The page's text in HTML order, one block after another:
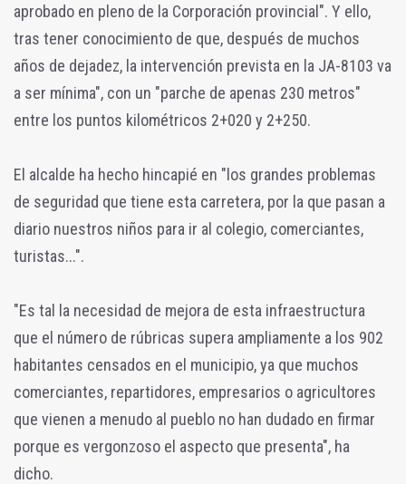
aprobado en pleno de la Corporación provincial". Y ello,
tras tener conocimiento de que, después de muchos
años de dejadez, la intervención prevista en la JA-8103 va
a ser mínima", con un "parche de apenas 230 metros"
entre los puntos kilométricos 2+020 y 2+250.
El alcalde ha hecho hincapié en "los grandes problemas
de seguridad que tiene esta carretera, por la que pasan a
diario nuestros niños para ir al colegio, comerciantes,
turistas...".
"Es tal la necesidad de mejora de esta infraestructura
que el número de rúbricas supera ampliamente a los 902
habitantes censados en el municipio, ya que muchos
comerciantes, repartidores, empresarios o agricultores
que vienen a menudo al pueblo no han dudado en firmar
porque es vergonzoso el aspecto que presenta", ha
dicho.